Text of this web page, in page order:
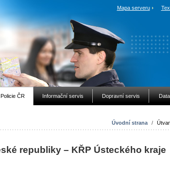
Mapa serveru
ČR Informační servis Dopravní servis
Úvodní strana /
republiky – KŘP Ústeckého kraje